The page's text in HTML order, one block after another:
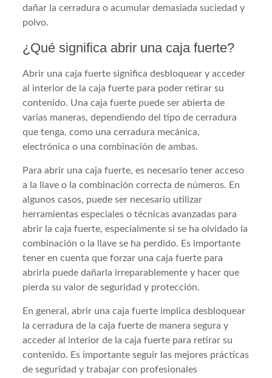
dañar la cerradura o acumular demasiada suciedad y
polvo.
¿Qué significa abrir una caja fuerte?
Abrir una caja fuerte significa desbloquear y acceder
al interior de la caja fuerte para poder retirar su
contenido. Una caja fuerte puede ser abierta de
varias maneras, dependiendo del tipo de cerradura
que tenga, como una cerradura mecánica,
electrónica o una combinación de ambas.
Para abrir una caja fuerte, es necesario tener acceso
a la llave o la combinación correcta de números. En
algunos casos, puede ser necesario utilizar
herramientas especiales o técnicas avanzadas para
abrir la caja fuerte, especialmente si se ha olvidado la
combinación o la llave se ha perdido. Es importante
tener en cuenta que forzar una caja fuerte para
abrirla puede dañarla irreparablemente y hacer que
pierda su valor de seguridad y protección.
En general, abrir una caja fuerte implica desbloquear
la cerradura de la caja fuerte de manera segura y
acceder al interior de la caja fuerte para retirar su
contenido. Es importante seguir las mejores prácticas
de seguridad y trabajar con profesionales